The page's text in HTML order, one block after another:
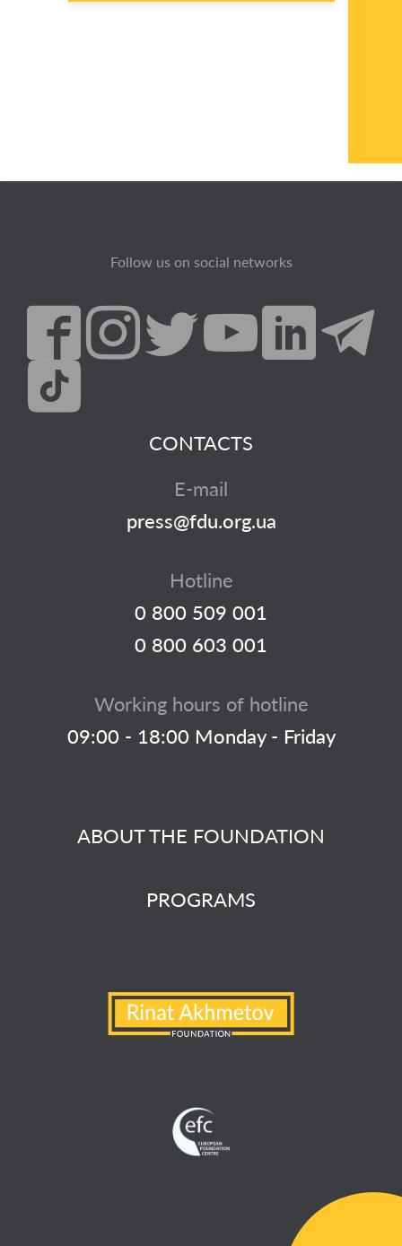
Follow us on social networks
ABOUT THE FOUNDATION
PROGRAMS
CONTACTS
E-mail
press@fdu.org.ua
Hotline
0 800 509 001
0 800 603 001
Working hours of hotline
09:00 - 18:00 Monday - Friday